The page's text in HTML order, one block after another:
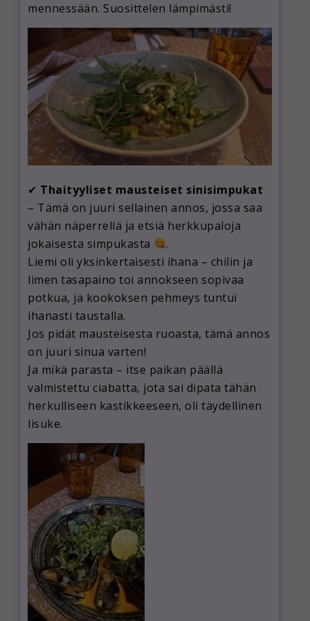
mennessään. Suosittelen lämpimästi!
✔ Thaityyliset mausteiset sinisimpukat
– Tämä on juuri sellainen annos, jossa saa
vähän näperrellä ja etsiä herkkupaloja
jokaisesta simpukasta
.
Liemi oli yksinkertaisesti ihana – chilin ja
limen tasapaino toi annokseen sopivaa
potkua, ja kookoksen pehmeys tuntui
ihanasti taustalla.
Jos pidät mausteisesta ruoasta, tämä annos
on juuri sinua varten!
Ja mikä parasta – itse paikan päällä
valmistettu ciabatta, jota sai dipata tähän
herkulliseen kastikkeeseen, oli täydellinen
lisuke.